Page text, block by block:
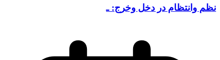
نظم وانتظام در دخل وخرج: ـ